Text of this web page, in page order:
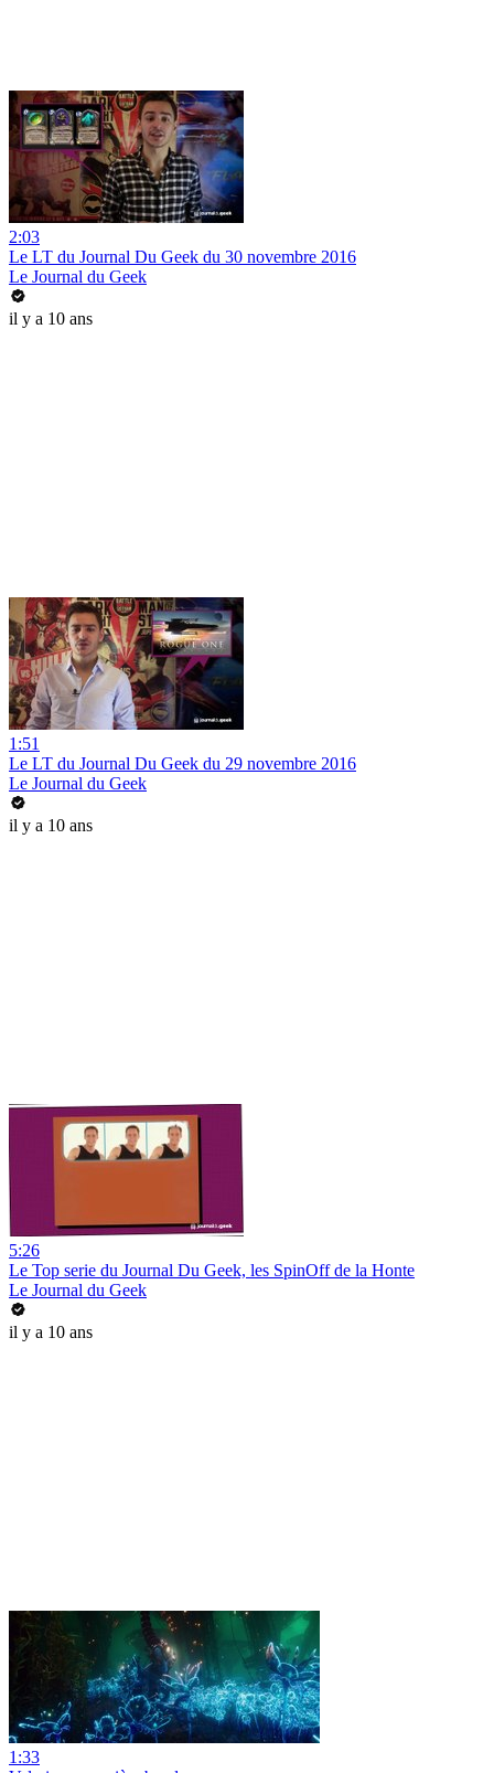
2:03
Le LT du Journal Du Geek du 30 novembre 2016
Le Journal du Geek
il y a 10 ans
1:51
Le LT du Journal Du Geek du 29 novembre 2016
Le Journal du Geek
il y a 10 ans
5:26
Le Top serie du Journal Du Geek, les SpinOff de la Honte
Le Journal du Geek
il y a 10 ans
1:33